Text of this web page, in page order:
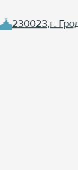
230023,г.